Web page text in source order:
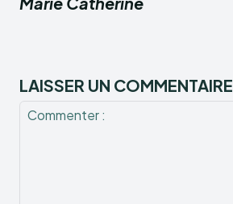
LAISSER UN COMMENTAIRE